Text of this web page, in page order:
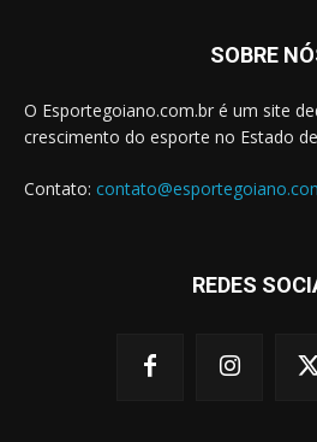
SOBRE
O Esportegoiano.com.br é um site
crescimento do esporte no Estado
Contato:
REDES